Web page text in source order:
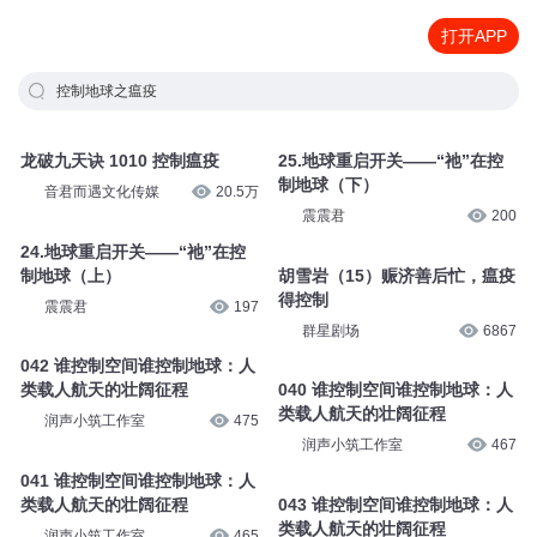
打开APP
控制地球之瘟疫
龙破九天诀 1010 控制瘟疫
音君而遇文化传媒 20.5万
24.地球重启开关——“祂”在控
制地球（上）
震震君 197
042 谁控制空间谁控制地球：人
类载人航天的壮阔征程
润声小筑工作室 475
041 谁控制空间谁控制地球：人
类载人航天的壮阔征程
25.地球重启开关——“祂”在控
制地球（下）
震震君 200
胡雪岩（15）赈济善后忙，瘟疫
得控制
群星剧场 6867
040 谁控制空间谁控制地球：人
类载人航天的壮阔征程
润声小筑工作室 467
043 谁控制空间谁控制地球：人
类载人航天的壮阔征程